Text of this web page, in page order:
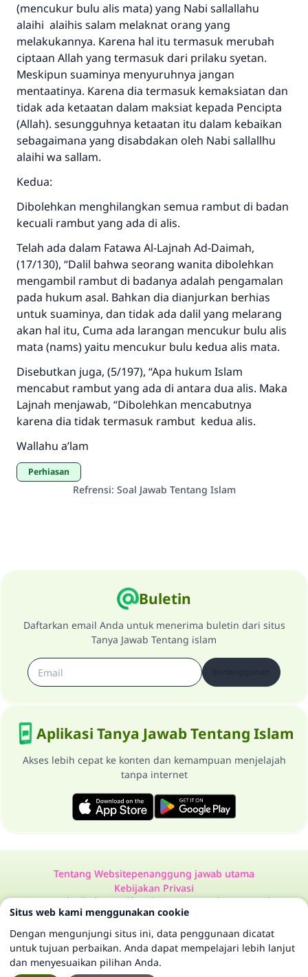
(mencukur bulu alis mata) yang Nabi sallallahu
alaihi alaihis salam melaknat orang yang
melakukannya. Karena hal itu termasuk merubah
ciptaan Allah yang termasuk dari prilaku syetan.
Meskipun suaminya menyuruhnya jangan
mentaatinya. Karena dia termasuk kemaksiatan dan
tidak ada ketaatan dalam maksiat kepada Pencipta
(Allah). sesungguhnya ketaatan itu dalam kebaikan
sebagaimana yang disabdakan oleh Nabi sallallhu
alaihi wa sallam.
Kedua:
Dibolehkan menghilangkan semua rambut di badan
kecuali rambut yang ada di alis.
Telah ada dalam Fatawa Al-Lajnah Ad-Daimah,
(17/130), “Dalil bahwa seorang wanita dibolehkan
mengambil rambut di badanya adalah pengamalan
pada hukum asal. Bahkan dia dianjurkan berhias
untuk suaminya, dan tidak ada dalil yang melarang
akan hal itu, Cuma ada larangan mencukur bulu alis
mata (nams) yaitu mencukur bulu kedua alis mata.
Disebutkan juga, (5/197), “Apa hukum Islam
mencabut rambut yang ada di antara dua alis. Maka
Lajnah menjawab, “Dibolehkan mencabutnya
karena dia tidak termasuk rambut kedua alis.
Wallahu a’lam
Perhiasan
Refrensi: Soal Jawab Tentang Islam
Buletin
Daftarkan email Anda untuk menerima buletin dari situs
Tanya Jawab Tentang islam
Aplikasi Tanya Jawab Tentang Islam
Akses lebih cepat ke konten dan kemampuan menjelajah
tanpa internet
Tentang Websitepenanggung jawab utama
Kebijakan Privasi
Semua Hak Dilindungi Milik Website Tanya Jawab Tentang Islam
1997-2025 ©
Jawaban no. 110845
menyelamatkan pernikahan.
Bantu kami dalam memberikan jawaban untuk umat
"Siapa yang menunjukkan suatu kebaikan,
meka dia akan mendapatkan pahala yang
sama dengan orang yang melakukannya"
MUSLIM, 1893
Saham
Situs web kami menggunakan cookie
Dengan mengunjungi situs ini, data penggunaan dicatat
untuk tujuan perbaikan. Anda dapat mempelajari lebih lanjut
dan menyesuaikan pilihan Anda.